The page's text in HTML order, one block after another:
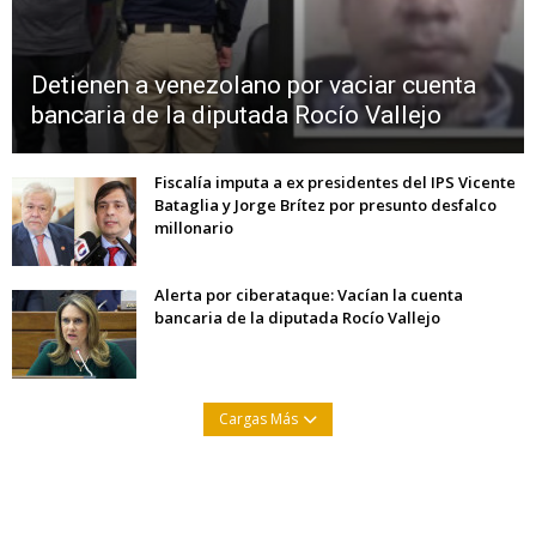
Detienen a venezolano por vaciar cuenta
bancaria de la diputada Rocío Vallejo
Fiscalía imputa a ex presidentes del IPS Vicente
Bataglia y Jorge Brítez por presunto desfalco
millonario
Alerta por ciberataque: Vacían la cuenta
bancaria de la diputada Rocío Vallejo
Cargas Más